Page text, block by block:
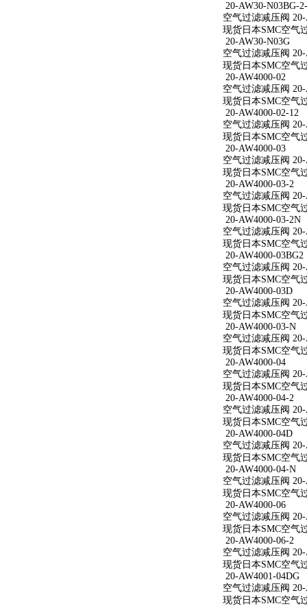
20-AW30-N03BG-
空气过滤减压阀
现货日本SMC空气
20-AW30-N03G
空气过滤减压阀
现货日本SMC空气
20-AW4000-02
空气过滤减压阀 20-
现货日本SMC空气
20-AW4000-02-12
空气过滤减压阀 20-
现货日本SMC空气
20-AW4000-03
空气过滤减压阀 20-
现货日本SMC空气
20-AW4000-03-2
空气过滤减压阀 20-
现货日本SMC空气
20-AW4000-03-2N
空气过滤减压阀
现货日本SMC空气
20-AW4000-03BG2
空气过滤减压阀 20-
现货日本SMC空气
20-AW4000-03D
空气过滤减压阀 20-
现货日本SMC空气
20-AW4000-03-N
空气过滤减压阀
现货日本SMC空气
20-AW4000-04
空气过滤减压阀 20-
现货日本SMC空气
20-AW4000-04-2
空气过滤减压阀 20-
现货日本SMC空气
20-AW4000-04D
空气过滤减压阀 20-
现货日本SMC空气
20-AW4000-04-N
空气过滤减压阀
现货日本SMC空气
20-AW4000-06
空气过滤减压阀 20-
现货日本SMC空气
20-AW4000-06-2
空气过滤减压阀 20-
现货日本SMC空气
20-AW4001-04DG
空气过滤减压阀 20-
现货日本SMC空气